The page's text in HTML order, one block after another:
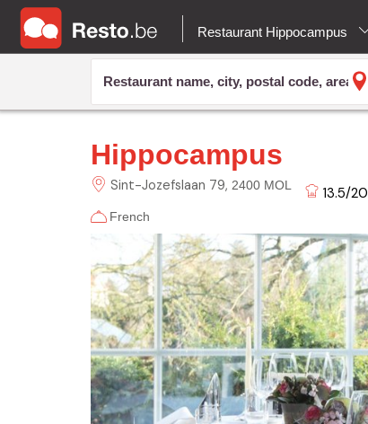
Restaurant Hippocampus
Hippocampus
Sint-Jozefslaan 79 2400 MOL 13.5/20
French